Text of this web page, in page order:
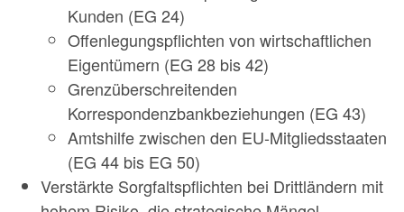
Kunden (EG 24)
Offenlegungspflichten von wirtschaftlichen
Eigentümern (EG 28 bis 42)
Grenzüberschreitenden
Korrespondenzbankbeziehungen (EG 43)
Amtshilfe zwischen den EU-Mitgliedsstaaten
(EG 44 bis EG 50)
Verstärkte Sorgfaltspflichten bei Drittländern mit